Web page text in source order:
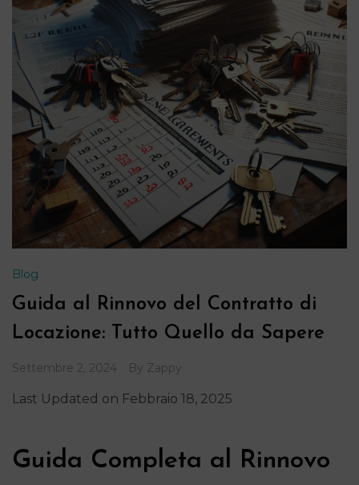
Blog
Guida al Rinnovo del Contratto di
Locazione: Tutto Quello da Sapere
Settembre 2, 2024 By Zappy
Last Updated on Febbraio 18, 2025
Guida Completa al Rinnovo